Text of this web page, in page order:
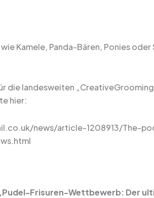
Kamele, Panda-Bären, Ponies
die landesweiten
hier:
news/article-1208913/The-
Frisuren-Wettbewerb: Der